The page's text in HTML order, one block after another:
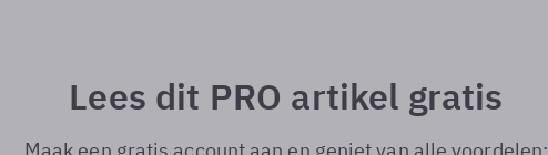
Lees dit PRO artikel gratis
Maak een gratis account aan en geniet van alle voordelen: